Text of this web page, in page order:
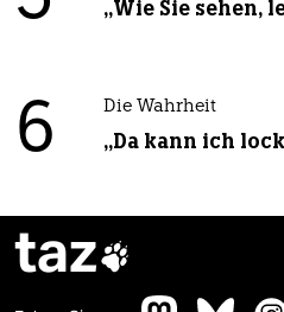
„Wie Sie sehen,
6 Die Wahrheit
„Da kann ich
taz